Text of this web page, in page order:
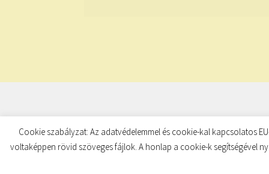
© TUDATKULCS 2026
Built with Storefront
Cookie szabályzat: Az adatvédelemmel és cookie-kal kapcsolatos
voltaképpen rövid szöveges fájlok. A honlap a cookie-k segítségével